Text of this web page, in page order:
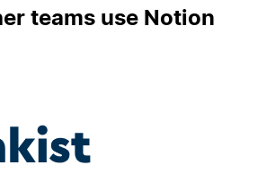
teams use Notion